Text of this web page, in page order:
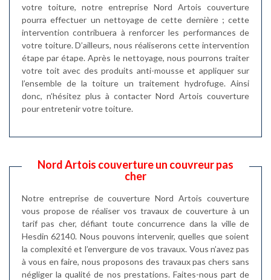
votre toiture, notre entreprise Nord Artois couverture
pourra effectuer un nettoyage de cette dernière ; cette
intervention contribuera à renforcer les performances de
votre toiture. D’ailleurs, nous réaliserons cette intervention
étape par étape. Après le nettoyage, nous pourrons traiter
votre toit avec des produits anti-mousse et appliquer sur
l’ensemble de la toiture un traitement hydrofuge. Ainsi
donc, n’hésitez plus à contacter Nord Artois couverture
pour entretenir votre toiture.
Nord Artois couverture un couvreur pas
cher
Notre entreprise de couverture Nord Artois couverture
vous propose de réaliser vos travaux de couverture à un
tarif pas cher, défiant toute concurrence dans la ville de
Hesdin 62140. Nous pouvons intervenir, quelles que soient
la complexité et l’envergure de vos travaux. Vous n’avez pas
à vous en faire, nous proposons des travaux pas chers sans
négliger la qualité de nos prestations. Faites-nous part de